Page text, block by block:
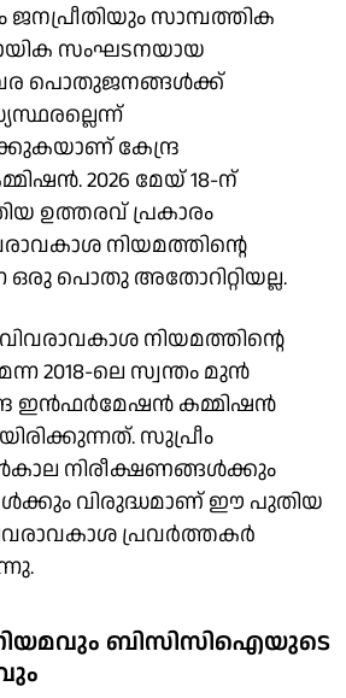
ജനപ്രീതിയും സാമ്പത്തിക
സംഘടനയായ
പൊതുജനങ്ങള്‍ക്ക്
കേന്ദ്ര
2026 മേയ് 18-ന്
ഉത്തരവ് പ്രകാരം
നിയമത്തിന്റെ
ഒരു പൊതു അതോറിറ്റിയല്ല.
നിയമത്തിന്റെ
2018-ലെ സ്വന്തം മുന്‍
ഇന്‍ഫര്‍മേഷന്‍ കമ്മിഷന്‍
സുപ്രീം
നിരീക്ഷണങ്ങള്‍ക്കും
വിരുദ്ധമാണ് ഈ പുതിയ
പ്രവര്‍ത്തകര്‍
ബിസിസിഐയുടെ